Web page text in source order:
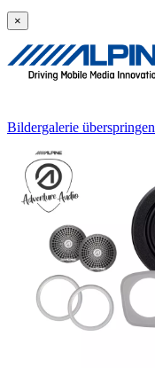
×
Bildergalerie überspringen